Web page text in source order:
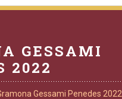
GESSAMI
2022
Gessami Penedes 2022